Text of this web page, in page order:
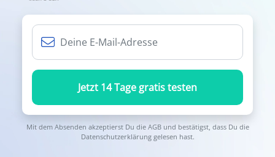
Jetzt 14 Tage gratis testen
Mit dem Absenden akzeptierst Du die AGBund bestätigst, dass Du die
Datenschutzerklärunggelesen hast.